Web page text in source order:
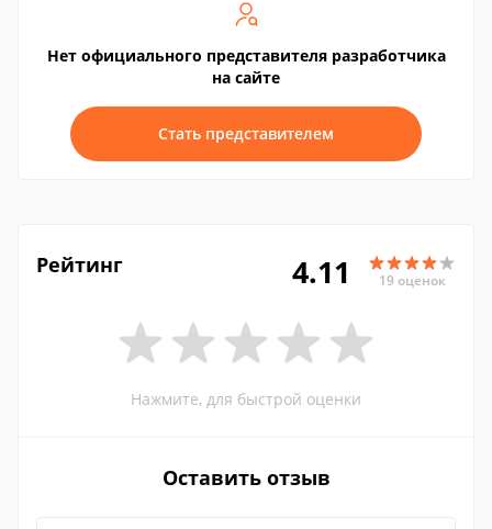
Нет официального представителя разработчика
на сайте
Стать представителем
Рейтинг 4.11 19 оценок
Нажмите, для быстрой оценки
Оставить отзыв